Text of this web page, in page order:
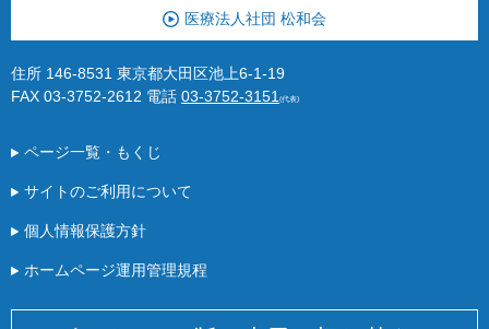
医療法人社団 松和会
住所 146-8531 東京都大田区池上6-1-19
FAX 03-3752-2612 電話 03-3752-3151 (代表)
ページ一覧・もくじ
サイトのご利用について
個人情報保護方針
ホームページ運用管理規程